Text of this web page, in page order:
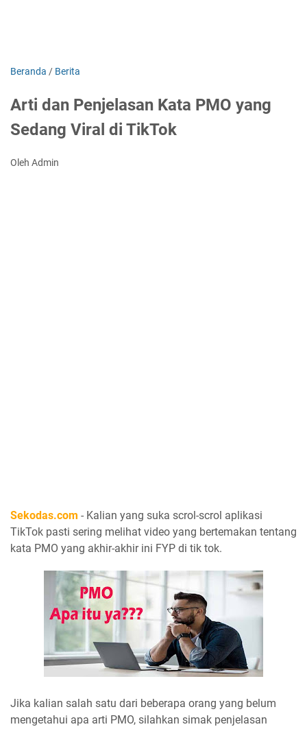
Beranda / Berita
Arti dan Penjelasan Kata PMO yang
Sedang Viral di TikTok
Oleh Admin
Sekodas.com - Kalian yang suka scrol-scrol aplikasi
TikTok pasti sering melihat video yang bertemakan tentang
kata PMO yang akhir-akhir ini FYP di tik tok.
Jika kalian salah satu dari beberapa orang yang belum
mengetahui apa arti PMO, silahkan simak penjelasan